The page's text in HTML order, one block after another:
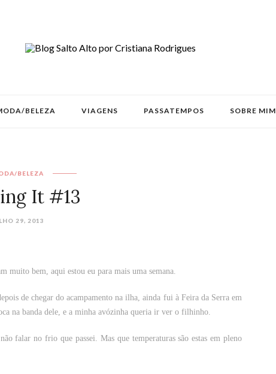
BELEZA VIAGENS PASSATEMPOS SOBRE MIM
BELEZA
It #13
29, 2013
muito bem, aqui estou eu para mais uma semana.
de chegar do acampamento na ilha, ainda fui à Feira da Serra em
na banda dele, e a minha avózinha queria ir ver o filhinho.
falar no frio que passei. Mas que temperaturas são estas em pleno